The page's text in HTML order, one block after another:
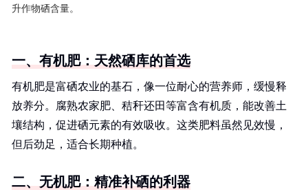
升作物硒含量。
一、有机肥：天然硒库的首选
有机肥是富硒农业的基石，像一位耐心的营养师，缓慢释
放养分。腐熟农家肥、秸秆还田等富含有机质，能改善土
壤结构，促进硒元素的有效吸收。这类肥料虽然见效慢，
但后劲足，适合长期种植。
二、无机肥：精准补硒的利器